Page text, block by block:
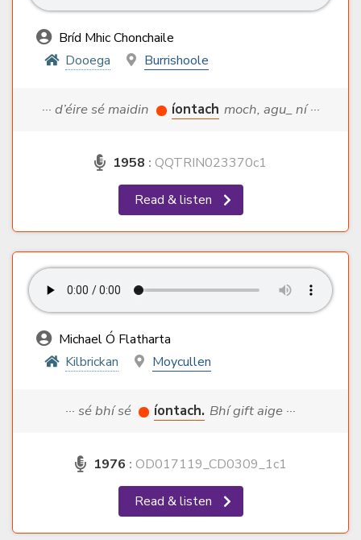
Bríd Mhic Chonchaile
Dooega
Burrishoole
··· d’éire sé maidin íontach moch, agu_ ní ···
1958 : QQTRIN023370c1
Read & listen
Michael Ó Flatharta
Kilbrickan
Moycullen
··· sé bhí sé íontach. Bhí gift aige ···
1976 : OD017119_CD0309_1c1
Read & listen